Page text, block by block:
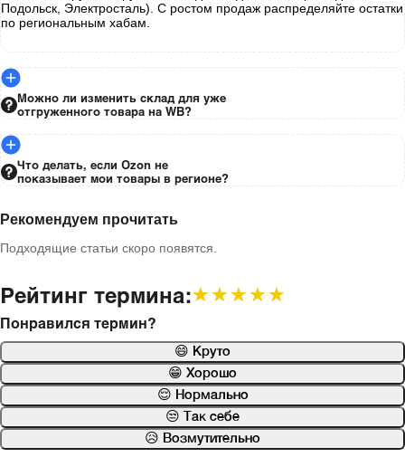
Подольск, Электросталь). С ростом продаж распределяйте остатки
по региональным хабам.
Можно ли изменить склад для уже
отгруженного товара на WB?
Что делать, если Ozon не
показывает мои товары в регионе?
Рекомендуем прочитать
Подходящие статьи скоро появятся.
Рейтинг термина:★★★★★
★★★★★
Понравился термин?
😄 Круто
😁 Хорошо
😌 Нормально
😒 Так себе
😥 Возмутительно